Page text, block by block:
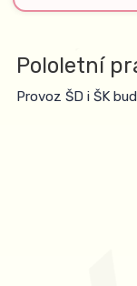
Pololetní
Provoz ŠD i ŠK